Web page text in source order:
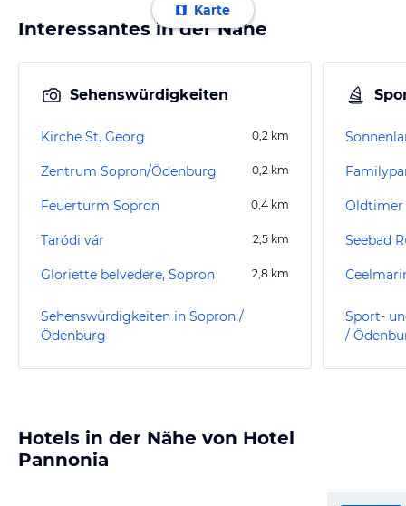
Karte
Interessantes in der Nähe
Sehenswürdigkeiten
Kirche St. Georg 0,2 km
Zentrum Sopron/Ödenburg 0,2 km
Feuerturm Sopron 0,4 km
Taródi vár 2,5 km
Gloriette belvedere, Sopron 2,8 km
Sehenswürdigkeiten in Sopron /
Ödenburg
Oldtimer
Seebad
Sport-
/
Hotels in der Nähe von Hotel
Pannonia